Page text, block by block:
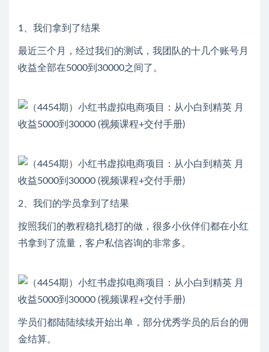
1、我们拿到了结果
最近三个月，经过我们的测试，我团队的十几个账号月
收益全部在5000到30000之间了。
2、我们的学员拿到了结果
按照我们的教程稳扎稳打的做，很多小伙伴们都在小红
书拿到了流量，客户私信咨询的非常多。
学员们都陆陆续续开始出单，部分优秀学员的后台的佣
金结算。